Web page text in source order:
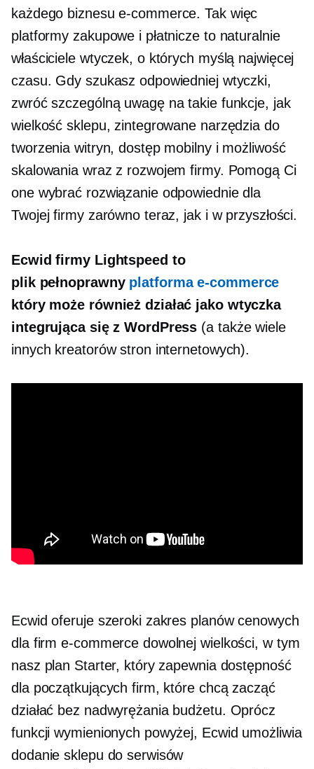
każdego biznesu e-commerce. Tak więc
platformy zakupowe i płatnicze to naturalnie
właściciele wtyczek, o których myślą najwięcej
czasu. Gdy szukasz odpowiedniej wtyczki,
zwróć szczególną uwagę na takie funkcje, jak
wielkość sklepu, zintegrowane narzędzia do
tworzenia witryn, dostęp mobilny i możliwość
skalowania wraz z rozwojem firmy. Pomogą Ci
one wybrać rozwiązanie odpowiednie dla
Twojej firmy zarówno teraz, jak i w przyszłości.
Ecwid firmy Lightspeed to
plik pełnoprawny platforma e-commerce
który może również działać jako wtyczka
integrująca się z WordPress (a także wiele
innych kreatorów stron internetowych).
Ecwid oferuje szeroki zakres planów cenowych
dla firm e-commerce dowolnej wielkości, w tym
nasz plan Starter, który zapewnia dostępność
dla początkujących firm, które chcą zacząć
działać bez nadwyrężania budżetu. Oprócz
funkcji wymienionych powyżej, Ecwid umożliwia
dodanie sklepu do serwisów